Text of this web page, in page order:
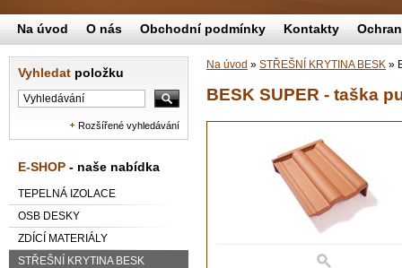
Vyhledat položku
Rozšířené vyhledávání
E-SHOP - naše nabídka
TEPELNÁ IZOLACE
OSB DESKY
ZDÍCÍ MATERIÁLY
STŘEŠNÍ KRYTINA BESK
Na úvod » STŘEŠNÍ KRYTINA BESK »
BESK SUPER - taška
Na úvod O nás Obchodní podmínky Kontakty